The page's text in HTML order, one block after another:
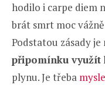
hodilo i carpe diem
brát smrt moc
Podstatou zásady
připomínku využít
plynu. Je třeba